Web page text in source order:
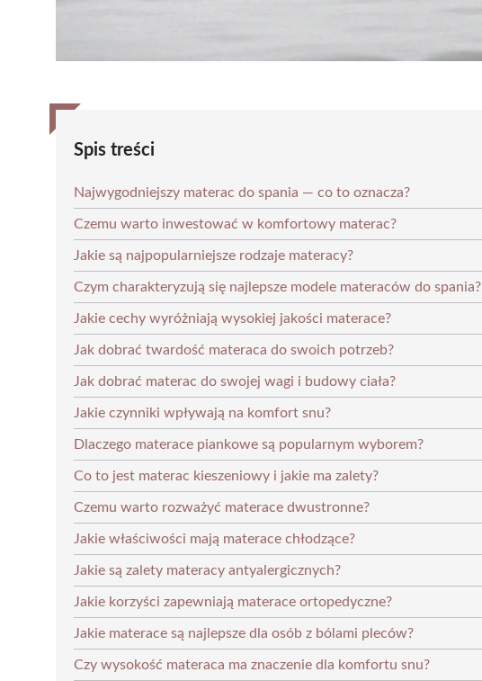
Spis treści
Najwygodniejszy materac do spania — co to oznacza?
Czemu warto inwestować w komfortowy materac?
Jakie są najpopularniejsze rodzaje materacy?
Czym charakteryzują się najlepsze modele materaców do spania?
Jakie cechy wyróżniają wysokiej jakości materace?
Jak dobrać twardość materaca do swoich potrzeb?
Jak dobrać materac do swojej wagi i budowy ciała?
Jakie czynniki wpływają na komfort snu?
Dlaczego materace piankowe są popularnym wyborem?
Co to jest materac kieszeniowy i jakie ma zalety?
Czemu warto rozważyć materace dwustronne?
Jakie właściwości mają materace chłodzące?
Jakie są zalety materacy antyalergicznych?
Jakie korzyści zapewniają materace ortopedyczne?
Jakie materace są najlepsze dla osób z bólami pleców?
Czy wysokość materaca ma znaczenie dla komfortu snu?